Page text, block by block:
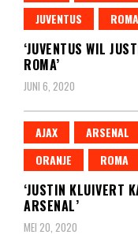
JUVENTUS
ROMA
‘JUVENTUS WIL
ROMA’
JUNI 6, 2020
AJAX ARSENAL
ORANJE
ROMA
‘JUSTIN KLUIVERT
ARSENAL’
MEI 20, 2020